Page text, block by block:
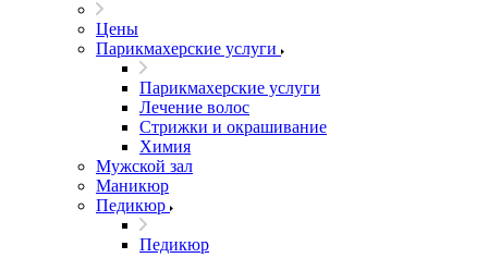
Цены
Парикмахерские услуги
Парикмахерские услуги
Лечение волос
Стрижки и окрашивание
Химия
Мужской зал
Маникюр
Педикюр
Педикюр